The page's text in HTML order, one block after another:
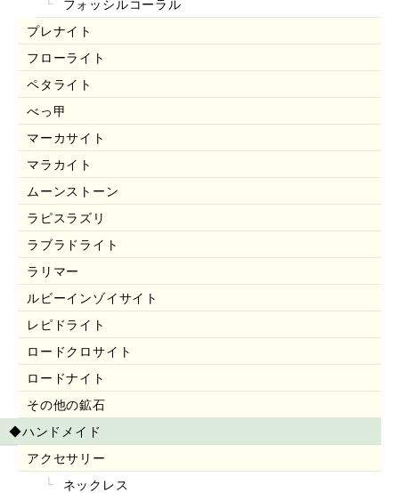
フォッシルコーラル
プレナイト
フローライト
ペタライト
べっ甲
マーカサイト
マラカイト
ムーンストーン
ラピスラズリ
ラブラドライト
ラリマー
ルビーインゾイサイト
レピドライト
ロードクロサイト
ロードナイト
その他の鉱石
◆ハンドメイド
アクセサリー
ネックレス